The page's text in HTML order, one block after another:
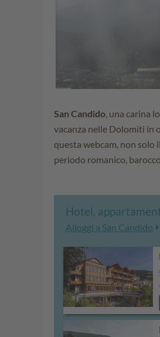
San Candido , una carina
vacanza nelle Dolomiti in
questa webcam, non solo il
periodo romanico,
Hotel,
Alloggi a San Candido